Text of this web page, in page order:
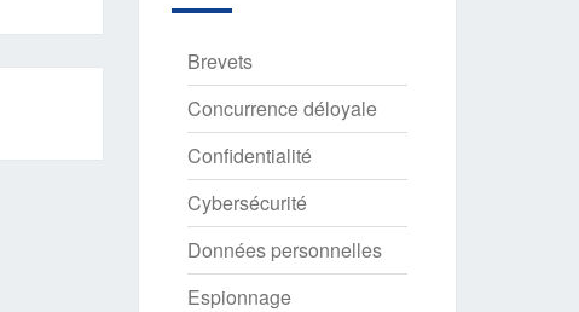
Brevets
Concurrence déloyale
Confidentialité
Cybersécurité
Données personnelles
Espionnage